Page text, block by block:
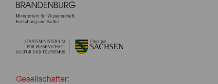
Gesellschafter: